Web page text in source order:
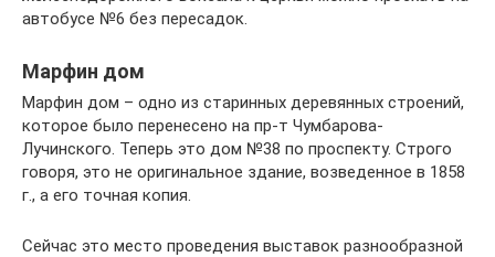
автобусе №6 без пересадок.
Марфин дом
Марфин дом – одно из старинных деревянных строений,
которое было перенесено на пр-т Чумбарова-
Лучинского. Теперь это дом №38 по проспекту. Строго
говоря, это не оригинальное здание, возведенное в 1858
г., а его точная копия.
Сейчас это место проведения выставок разнообразной